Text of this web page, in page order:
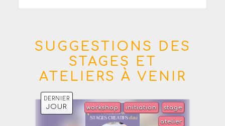
SUGGESTIONS DES
STAGES ET
ATELIERS À VENIR
DERNIER
JOUR stage
initiation
workshop
atelier